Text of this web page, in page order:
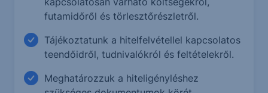
futamidőről és törlesztőrészletről.
Tájékoztatunk a hitelfelvétellel kapcsolatos
teendőidről, tudnivalókról és feltételekről.
Meghatározzuk a hiteligényléshez